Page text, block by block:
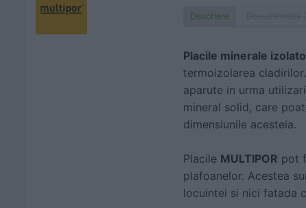
Descriere
Placile minerale
termoizolarea
aparute in urma
mineral solid, care
dimensiunile acesteia.
Placile MULTIPOR pot
plafoanelor. Acestea
locuintei si nici fatada